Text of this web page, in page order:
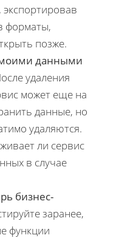
форматы,
позже.
моими данными
удаления
может еще на
данные, но
удаляются.
ли сервис
в случае
бизнес-
заранее,
функции